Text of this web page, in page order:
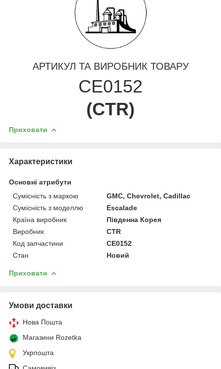
АРТИКУЛ ТА ВИРОБНИК ТОВАРУ
CE0152
(CTR)
Приховати
Характеристики
Основні атрибути
Сумісність з маркою
GMC, Chevrolet, Cadillac
Сумісність з моделлю
Escalade
Країна виробник
Південна Корея
Виробник
CTR
Код запчастини
CE0152
Стан
Новий
Приховати
Умови доставки
Нова Пошта
Магазини Rozetka
Укрпошта